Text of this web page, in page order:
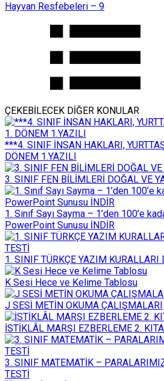
Hayvan Resfebeleri – 9
ÇEKEBİLECEK DİĞER KONULAR
***4. SINIF İNSAN HAKLARI,
DÖNEM 1.YAZILI
3. SINIF FEN BİLİMLERİ DOĞAL VE
1. Sınıf Sayı Sayma – 1’den 100’e
PowerPoint Sunusu İNDİR
1. SINIF TÜRKÇE YAZIM KURALLARI
K Sesi Hece ve Kelime Tablosu
J SESİ METİN OKUMA ÇALIŞMALARI
İSTİKLÂL MARŞI EZBERLEME 2. KITA
3. SINIF MATEMATİK –
TESTİ